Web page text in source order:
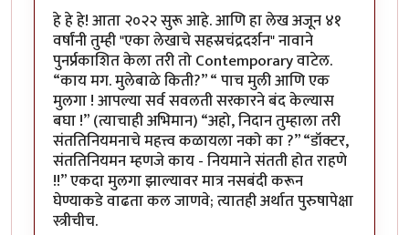
हे हे हे! आता २०२२ सुरू आहे. आणि हा लेख अजून ४१
वर्षांनी तुम्ही "एका लेखाचे सहस्रचंद्रदर्शन" नावाने
पुनर्प्रकाशित केला तरी तो Contemporary वाटेल.
“काय मग. मुलेबाळे किती?” “ पाच मुली आणि एक
मुलगा ! आपल्या सर्व सवलती सरकारने बंद केल्यास
बघा !” (त्याचाही अभिमान) “अहो, निदान तुम्हाला तरी
संततिनियमनाचे महत्त्व कळायला नको का ?” “डॉक्टर,
संततिनियमन म्हणजे काय - नियमाने संतती होत राहणे
!!” एकदा मुलगा झाल्यावर मात्र नसबंदी करून
घेण्याकडे वाढता कल जाणवे; त्यातही अर्थात पुरुषापेक्षा
स्त्रीचीच.